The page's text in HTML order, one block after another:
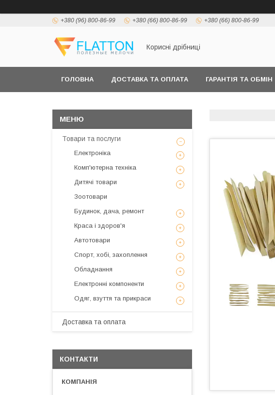
+380 (96) 800-86-99 +380 (66) 800-86-99 +380 (66) 800-86-99
Корисні дрібниці
ГОЛОВНА ДОСТАВКА ТА ОПЛАТА ГАРАНТІЯ ТА ОБМІН
Товари та послуги
Електроніка
Комп'ютерна техніка
Дитячі товари
Зоотовари
Будинок, дача, ремонт
Краса і здоров'я
Автотовари
Спорт, хобі, захоплення
Обладнання
Електронні компоненти
Одяг, взуття та прикраси
Доставка та оплата
КОНТАКТИ